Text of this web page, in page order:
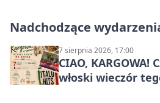
Nadchodzące
7 sierpnia 2026, 17:00
CIAO, KARGOWA!
włoski wieczór